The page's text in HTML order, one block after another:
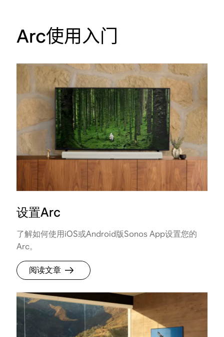
Arc使用入门
设置Arc
了解如何使用iOS或Android版Sonos App设置您的
Arc。
阅读文章